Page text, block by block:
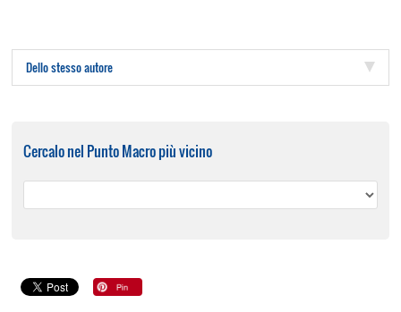
Dello stesso autore
Cercalo nel Punto Macro più vicino